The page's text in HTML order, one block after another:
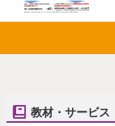
教材・サービス